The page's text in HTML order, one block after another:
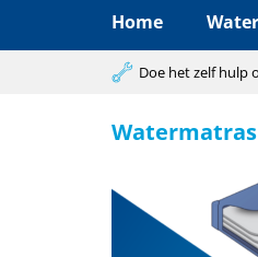
Home
Doe het zelf hulp